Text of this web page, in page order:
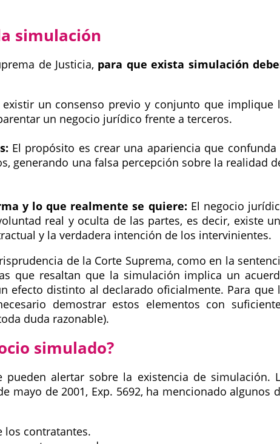
simulación
de Justicia, para que exista simulación
existir un consenso previo y conjunto que implique
un negocio jurídico frente a terceros.
El propósito es crear una apariencia que confunda
generando una falsa percepción sobre la realidad
y lo que realmente se quiere: El negocio
real y oculta de las partes, es decir, existe
y la verdadera intención de los intervinientes.
de la Corte Suprema, como en la
que resaltan que la simulación implica un
efecto distinto al declarado oficialmente. Para que
demostrar estos elementos con
duda razonable).
simulado?
alertar sobre la existencia de simulación.
mayo de 2001, Exp. 5692, ha mencionado algunos
los contratantes.